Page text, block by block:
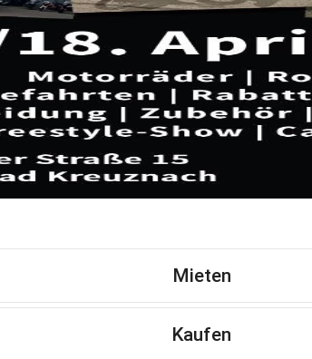
Mieten
Kaufen